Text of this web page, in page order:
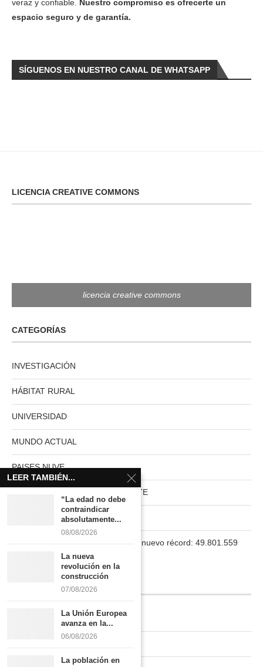
veraz y confiable. Nuestro compromiso es ofrecerte un
espacio seguro y de garantía.
SÍGUENOS EN NUESTRO CANAL DE WHATSAPP
LICENCIA CREATIVE COMMONS
licencia creative commons
CATEGORÍAS
INVESTIGACIÓN
HÁBITAT RURAL
UNIVERSIDAD
MUNDO ACTUAL
PAISES NUVE
HABITAT RURAL AUTOSUFICIENTE
La población en España marca un nuevo récord: 49.801.559
Quiénes somos
LEER TAMBIÉN...
“La edad no debe
contraindicar
absolutamente...
08/08/2026
La nueva
revolución en la
construcción
07/08/2026
La Unión Europea
avanza en la...
06/08/2026
La población en